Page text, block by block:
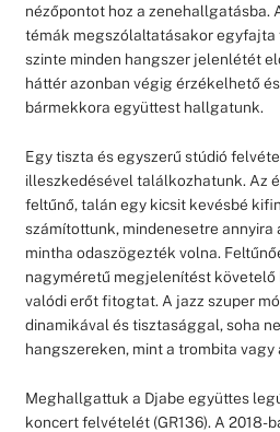
nézőpontot hoz a zenehallgatásba.
témák megszólaltatásakor egyfajta
szinte minden hangszer jelenlétét
háttér azonban végig érzékelhető
bármekkora együttest hallgatunk.
Egy tiszta és egyszerű stúdió
illeszkedésével találkozhatunk. Az
feltűnő, talán egy kicsit kevésbé
számítottunk, mindenesetre annyira
mintha odaszögezték volna.
nagyméretű megjelenítést követelő
valódi erőt fitogtat. A jazz szuper
dinamikával és tisztasággal, soha
hangszereken, mint a trombita vagy
Meghallgattuk a Djabe együttes
koncert felvételét (GR136). A 2018-